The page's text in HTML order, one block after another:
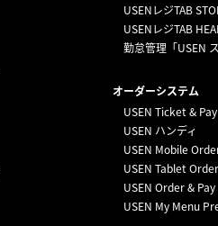
USENレジTAB
USENレジTAB
勤怠管理「USEN
オーダーシステム
USEN Ticket & Pay
USEN ハンディ
USEN Mobile
USEN Tablet Order
USEN Order & Pay
USEN My Menu